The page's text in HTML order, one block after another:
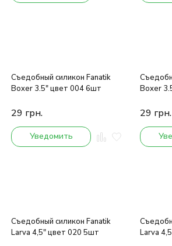
Съедобный силикон Fanatik
Boxer 3.5" цвет 004 6шт
29 грн.
Уведомить
Boxer
29 грн.
Съедобный силикон Fanatik
Larva 4,5" цвет 020 5шт
Larva